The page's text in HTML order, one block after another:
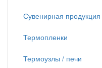
Сувенирная продукция
Термопленки
Термоузлы / печи